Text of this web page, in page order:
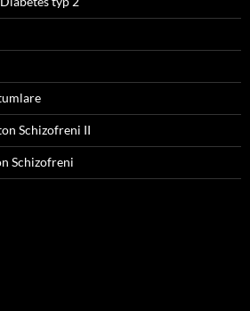
Schizofreni II
Schizofreni